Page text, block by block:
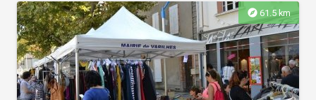
snack-bar-restaurant, une aire de service pour les
campings-cars... C'est l'endroit idéal pour s'amuser et se
ressourcer, en famille, entre amis ou en solo ! Le Parc
aquatique est ouvert du 1er juillet au 31 août 7 jours/7 de
11h à 19h.
explore 61.5 km